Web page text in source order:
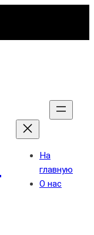
На
главную
О нас